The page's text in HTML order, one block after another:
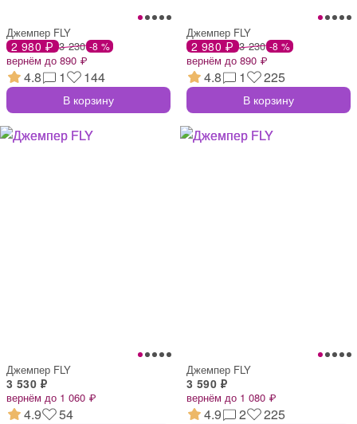
Джемпер FLY
2 980 ₽ 3 230 -8 %
вернём до 890 ₽
4.8 1 144
В корзину
Джемпер FLY
2 980 ₽ 3 230 -8 %
вернём до 890 ₽
4.8 1 225
В корзину
Джемпер FLY
3 530 ₽
вернём до 1 060 ₽
4.9 54
Джемпер FLY
3 590 ₽
вернём до 1 080 ₽
4.9 2 225